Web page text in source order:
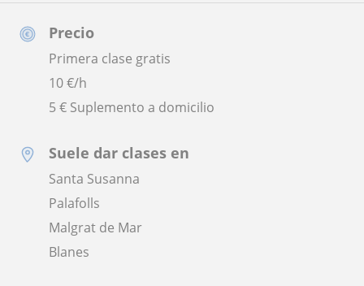
Precio
Primera clase gratis
10€/h
5 € Suplemento a domicilio
Suele dar clases en
Santa Susanna
Palafolls
Malgrat de Mar
Blanes